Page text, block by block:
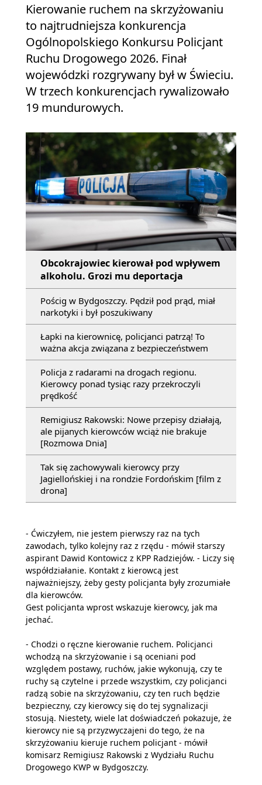
Kierowanie ruchem na skrzyżowaniu
to najtrudniejsza konkurencja
Ogólnopolskiego Konkursu Policjant
Ruchu Drogowego 2026. Finał
wojewódzki rozgrywany był w Świeciu.
W trzech konkurencjach rywalizowało
19 mundurowych.
Obcokrajowiec kierował pod wpływem
alkoholu. Grozi mu deportacja
Pościg w Bydgoszczy. Pędził pod prąd, miał
narkotyki i był poszukiwany
Łapki na kierownicę, policjanci patrzą! To
ważna akcja związana z bezpieczeństwem
Policja z radarami na drogach regionu.
Kierowcy ponad tysiąc razy przekroczyli
prędkość
Remigiusz Rakowski: Nowe przepisy działają,
ale pijanych kierowców wciąż nie brakuje
[Rozmowa Dnia]
Tak się zachowywali kierowcy przy
Jagiellońskiej i na rondzie Fordońskim [film z
drona]
- Ćwiczyłem, nie jestem pierwszy raz na tych
zawodach, tylko kolejny raz z rzędu - mówił starszy
aspirant Dawid Kontowicz z KPP Radziejów. - Liczy się
współdziałanie. Kontakt z kierowcą jest
najważniejszy, żeby gesty policjanta były zrozumiałe
dla kierowców.
Gest policjanta wprost wskazuje kierowcy, jak ma
jechać.
- Chodzi o ręczne kierowanie ruchem. Policjanci
wchodzą na skrzyżowanie i są oceniani pod
względem postawy, ruchów, jakie wykonują, czy te
ruchy są czytelne i przede wszystkim, czy policjanci
radzą sobie na skrzyżowaniu, czy ten ruch będzie
bezpieczny, czy kierowcy się do tej sygnalizacji
stosują. Niestety, wiele lat doświadczeń pokazuje, że
kierowcy nie są przyzwyczajeni do tego, że na
skrzyżowaniu kieruje ruchem policjant - mówił
komisarz Remigiusz Rakowski z Wydziału Ruchu
Drogowego KWP w Bydgoszczy.